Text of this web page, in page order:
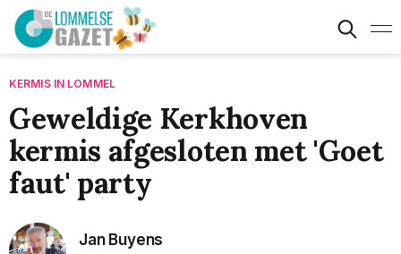
KERMIS IN LOMMEL
Geweldige Kerkhoven
kermis afgesloten met 'Goet
faut' party
Jan Buyens